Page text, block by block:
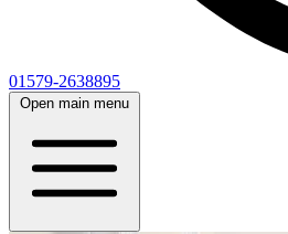
01579-2638895
Open main menu